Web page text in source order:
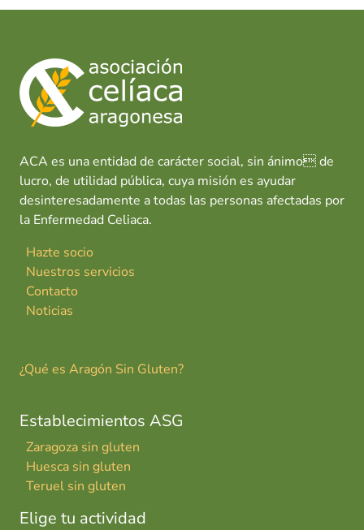
ACA es una entidad de carácter social, sin ánimo de
lucro, de utilidad pública, cuya misión es ayudar
desinteresadamente a todas las personas afectadas por
la Enfermedad Celiaca.
Hazte socio
Nuestros servicios
Contacto
Noticias
¿Qué es Aragón Sin Gluten?
Establecimientos ASG
Zaragoza sin gluten
Huesca sin gluten
Teruel sin gluten
Elige tu actividad